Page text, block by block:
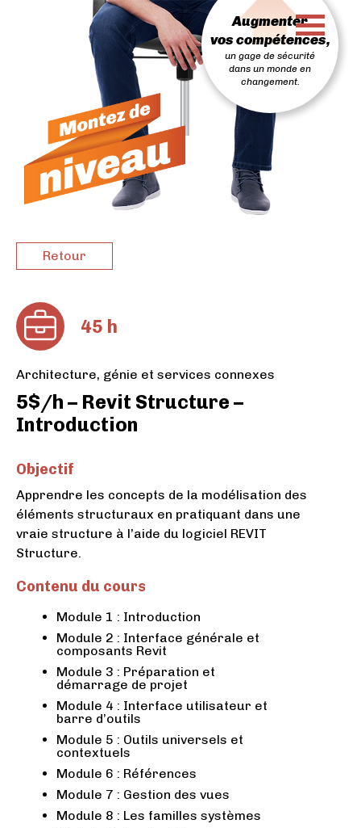
Augmenter
vos compétences,
un gage de sécurité
dans un monde en
changement.
Retour
45 h
Architecture, génie et services connexes
5$/h – Revit Structure –
Introduction
Objectif
Apprendre les concepts de la modélisation des
éléments structuraux en pratiquant dans une
vraie structure à l’aide du logiciel REVIT
Structure.
Contenu du cours
Module 1 : Introduction
Module 2 : Interface générale et
composants Revit
Module 3 : Préparation et
démarrage de projet
Module 4 : Interface utilisateur et
barre d’outils
Module 5 : Outils universels et
contextuels
Module 6 : Références
Module 7 : Gestion des vues
Module 8 : Les familles systèmes